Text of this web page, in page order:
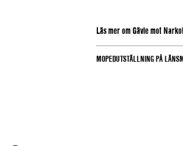
Läs mer om Gävle mot
MOPEDUTSTÄLLNING PÅ